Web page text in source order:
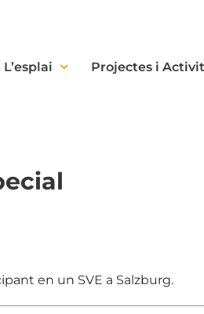
L’esplai Projectes i
en un SVE a Salzburg.